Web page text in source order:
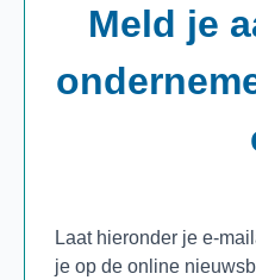
Meld je
Laat hieronder je e-
je op de online